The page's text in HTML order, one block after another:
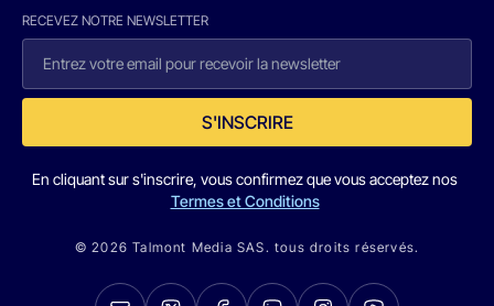
RECEVEZ NOTRE NEWSLETTER
S'INSCRIRE
En cliquant sur s'inscrire, vous confirmez que vous acceptez nos
Termes et Conditions
© 2026 Talmont Media SAS. tous droits réservés.